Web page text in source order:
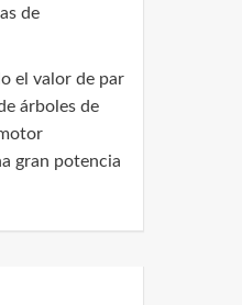
de
el valor de par
árboles de
gran potencia